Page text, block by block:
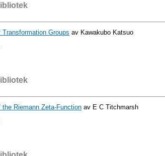
Groups av Kawakubo Katsuo
the Riemann Zeta-Function av E C Titchmarsh